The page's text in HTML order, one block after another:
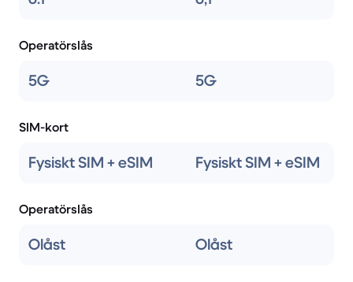
Operatörslås
5G 5G
SIM-kort
Fysiskt SIM + eSIM Fysiskt SIM + eSIM
Operatörslås
Olåst Olåst